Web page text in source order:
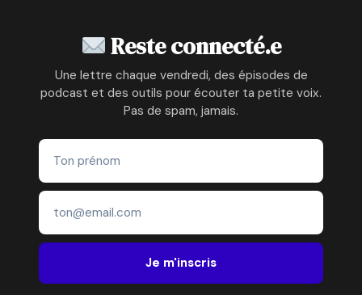
Reste connecté.e
Une lettre chaque vendredi, des épisodes de
podcast et des outils pour écouter ta petite voix.
Pas de spam, jamais.
Je m'inscris